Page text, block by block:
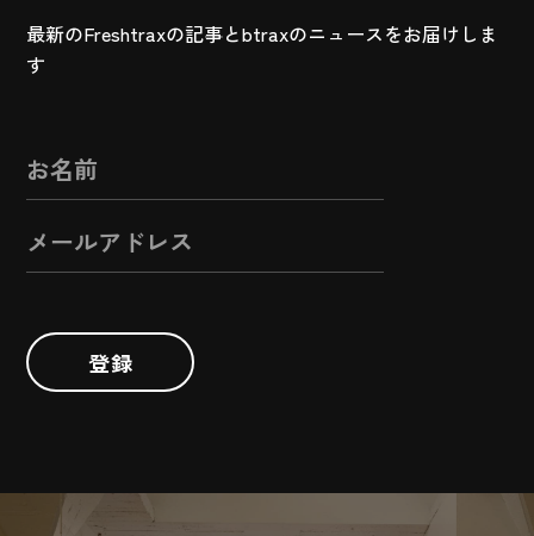
最新のFreshtraxの記事とbtraxのニュースをお届けしま
す
登録